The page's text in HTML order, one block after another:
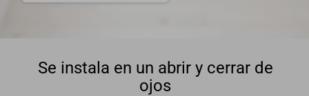
Se instala en un abrir y cerrar de
ojos